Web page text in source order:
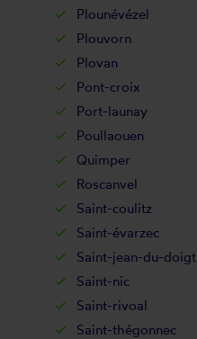
Plounévézel
Plouvorn
Plovan
Pont-croix
Port-launay
Poullaouen
Quimper
Roscanvel
Saint-coulitz
Saint-évarzec
Saint-jean-du-doigt
Saint-nic
Saint-rivoal
Saint-thégonnec